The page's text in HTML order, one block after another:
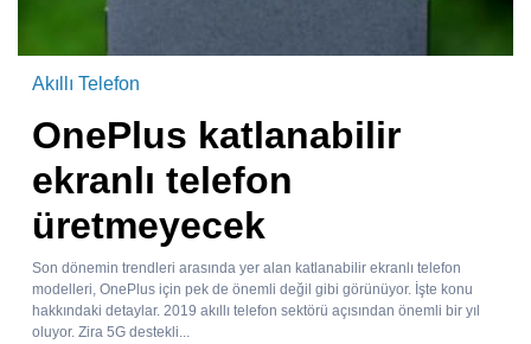
Akıllı Telefon
OnePlus katlanabilir
ekranlı telefon
üretmeyecek
Son dönemin trendleri arasında yer alan katlanabilir ekranlı telefon
modelleri, OnePlus için pek de önemli değil gibi görünüyor. İşte konu
hakkındaki detaylar. 2019 akıllı telefon sektörü açısından önemli bir yıl
oluyor. Zira 5G destekli...